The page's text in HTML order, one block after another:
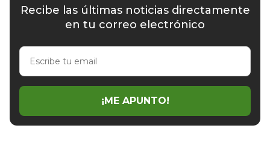
Recibe las últimas noticias directamente
en tu correo electrónico
Escribe
email
¡ME APUNTO!